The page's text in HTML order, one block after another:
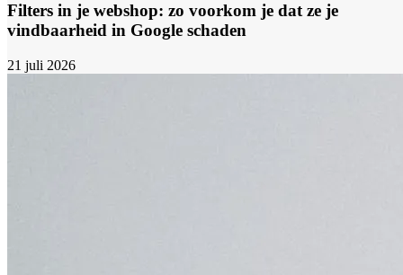
Filters in je webshop: zo voorkom je dat ze je
vindbaarheid in Google schaden
21 juli 2026